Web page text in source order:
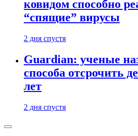
ковидом способно
“спящие” вирусы
2 дня спустя
Guardian: ученые
способа отсрочить
лет
2 дня спустя